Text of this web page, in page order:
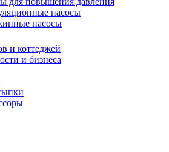
насосы
насосы
и коттеджей
и бизнеса